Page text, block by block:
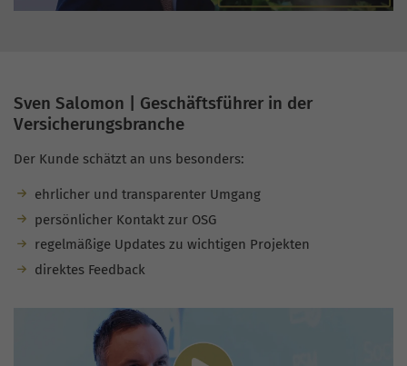
Sven Salomon | Geschäftsführer in der
Versicherungsbranche
Der Kunde schätzt an uns besonders:
ehrlicher und transparenter Umgang
persönlicher Kontakt zur OSG
regelmäßige Updates zu wichtigen Projekten
direktes Feedback